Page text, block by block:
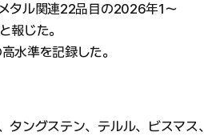
タル関連22品目の2026年1〜
報じた。
水準を記録した。
ングステン、テルル、ビスマス、